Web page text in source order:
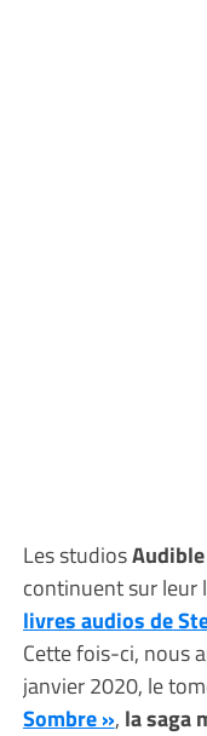
Les studiosAudible
continuent sur leur
livres audios de
Cette fois-ci, nous
janvier 2020, le
Sombre », la saga